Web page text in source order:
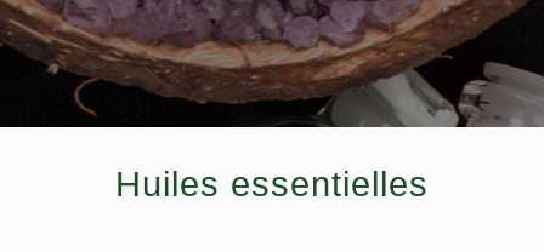
Huiles essentielles